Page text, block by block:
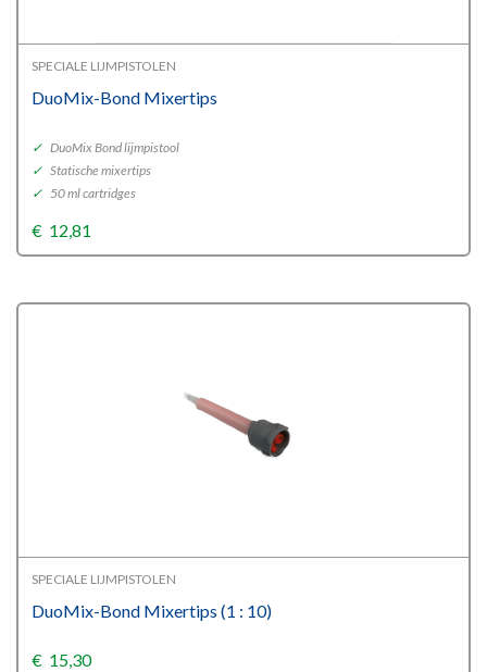
SPECIALE LIJMPISTOLEN
DuoMix-Bond Mixertips
✓ DuoMix Bond lijmpistool
✓ Statische mixertips
✓ 50 ml cartridges
€ 12,81
SPECIALE LIJMPISTOLEN
DuoMix-Bond Mixertips (1 : 10)
€ 15,30